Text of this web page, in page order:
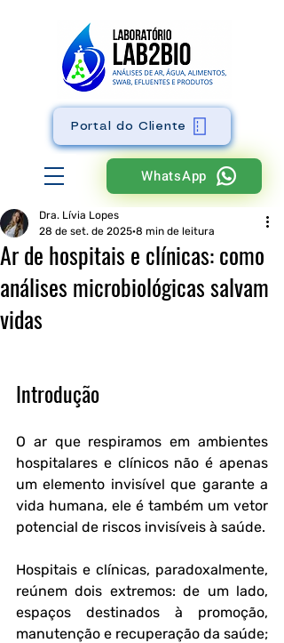
WhatsApp
Portal do Cliente
Ar de hospitais e clínicas: como
análises microbiológicas salvam
vidas
Dra. Lívia Lopes
28 de set. de 2025 8 min de leitura
Introdução
O ar que respiramos em ambientes
hospitalares e clínicos não é apenas
um elemento invisível que garante a
vida humana, ele é também um vetor
Hospitais e clínicas, paradoxalmente,
reúnem dois extremos: de um lado,
espaços destinados à promoção,
manutenção e recuperação da saúde;